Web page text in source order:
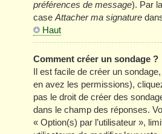
préférences de message). Par
case Attacher ma signature
Haut
Comment créer un sondage ?
Il est facile de créer un
en avez les permissions),
pas le droit de créer des
dans le champ des réponses.
« Option(s) par l’utilisateur »,